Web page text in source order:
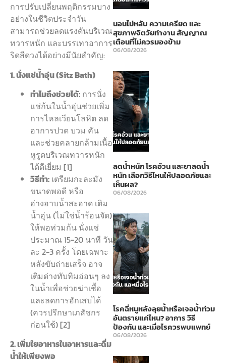
การปรับเปลี่ยนพฤติกรรมบาง
อย่างในชีวิตประจำวัน
สามารถช่วยลดแรงดันบริเวณ
ทวารหนัก และบรรเทาอาการ
ริดสีดวงได้อย่างมีนัยสำคัญ:
1. นั่งแช่น้ำอุ่น (Sitz Bath)
ทำไมถึงช่วยได้: การนั่ง
แช่ก้นในน้ำอุ่นช่วยเพิ่ม
การไหลเวียนโลหิต ลด
อาการปวด บวม คัน
และช่วยคลายกล้ามเนื้อ
หูรูดบริเวณทวารหนัก
ได้ดีเยี่ยม [1]
วิธีทำ: เตรียมกะละมัง
ขนาดพอดี หรือ
อ่างอาบน้ำสะอาด เติม
น้ำอุ่น (ไม่ใช่น้ำร้อนจัด)
ให้พอท่วมก้น นั่งแช่
ประมาณ 15-20 นาที วัน
ละ 2-3 ครั้ง โดยเฉพาะ
หลังขับถ่ายเสร็จ อาจ
เติมด่างทับทิมอ่อนๆ ลง
ในน้ำเพื่อช่วยฆ่าเชื้อ
และลดการอักเสบได้
(ควรปรึกษาเภสัชกร
ก่อนใช้) [2]
2. เพิ่มใยอาหารในอาหารและดื่ม
น้ำให้เพียงพอ
นอนไม่หลับ ความเครียด และ
สุขภาพจิตวัยทำงาน สัญญาณ
เตือนที่ไม่ควรมองข้าม
06/08/2026
ลดน้ำหนัก โรคอ้วน และยาลดน้ำ
หนัก เลือกวิธีไหนให้ปลอดภัยและ
เห็นผล?
06/08/2026
โรคฉี่หนูหลังลุยน้ำหรือเจอน้ำท่วม
อันตรายแค่ไหน? อาการ วิธี
ป้องกัน และเมื่อไรควรพบแพทย์
06/08/2026